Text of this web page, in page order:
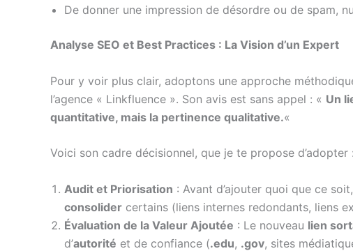
De donner une impression de désordre ou de spam,
Analyse SEO et Best Practices : La Vision d’un Expert
Pour y voir plus clair, adoptons une approche
l’agence « Linkfluence ». Son avis est sans appel : « Un
quantitative, mais la pertinence qualitative.«
Voici son cadre décisionnel, que je te propose d’adopter :
Audit et Priorisation : Avant d’ajouter quoi que ce
consolider certains (liens internes redondants, liens
Évaluation de la Valeur Ajoutée : Le nouveau lien
d’autorité et de confiance (.edu, .gov, sites